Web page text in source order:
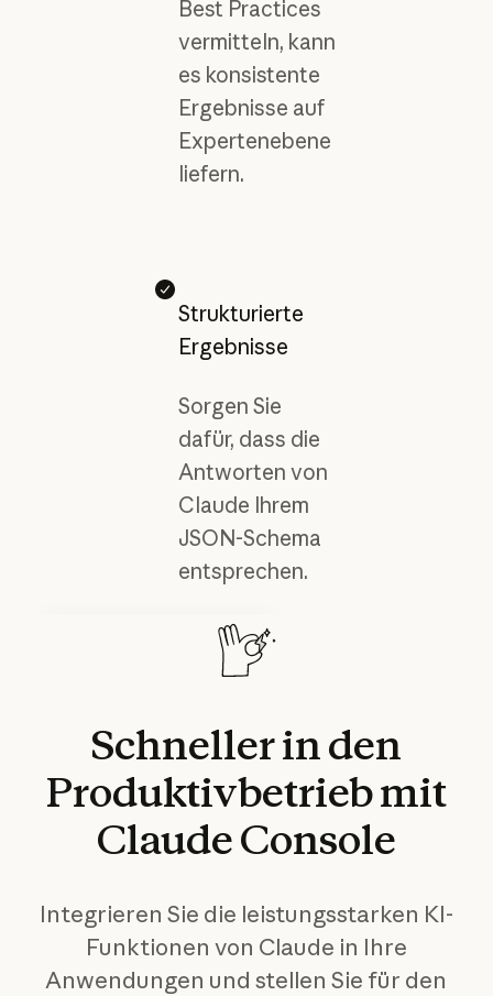
Best Practices
vermitteln, kann
es konsistente
Ergebnisse auf
Expertenebene
liefern.
Strukturierte
Ergebnisse
Sorgen Sie
dafür, dass die
Antworten von
Claude Ihrem
JSON-Schema
entsprechen.
und Möglichkeiten von
Claude.
Mehr lesen
Schnellerinden
Produktivbetriebmit
ClaudeConsole
Integrieren Sie die leistungsstarken KI-
Funktionen von Claude in Ihre
Anwendungen und stellen Sie für den